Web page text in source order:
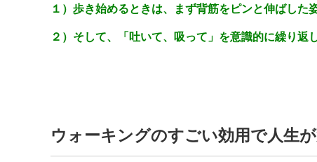
１）歩き始めるときは、まず背筋をピンと伸ばした
２）そして、「吐いて、吸って」を意識的に繰り返
ウォーキングのすごい効用で人生